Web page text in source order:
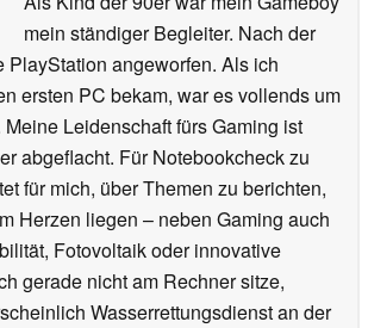
mein ständiger Begleiter. Nach der
PlayStation angeworfen. Als ich
ersten PC bekam, war es vollends um
Leidenschaft fürs Gaming ist
abgeflacht. Für Notebookcheck zu
für mich, über Themen zu berichten,
Herzen liegen – neben Gaming auch
Fotovoltaik oder innovative
gerade nicht am Rechner sitze,
Wasserrettungsdienst an der